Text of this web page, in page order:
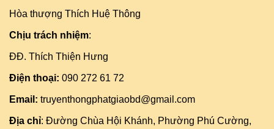
Hòa thượng Thích Huệ Thông
Chịu trách nhiệm:
ĐĐ. Thích Thiện Hưng
Điện thoại: 090 272 61 72
Email: truyenthongphatgiaobd@gmail.com
Địa chỉ: Đường Chùa Hội Khánh, Phường Phú Cường,